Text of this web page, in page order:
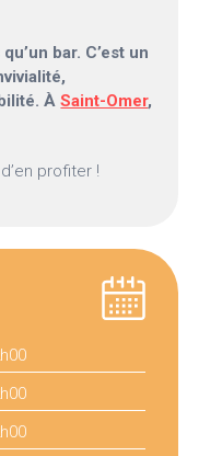
bar. C’est un
ÀSaint-Omer,
profiter !